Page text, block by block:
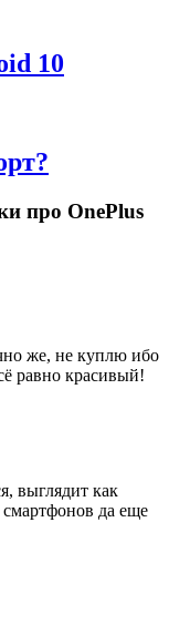
10
про OnePlus
же, не куплю ибо
равно красивый!
выглядит как
да еще